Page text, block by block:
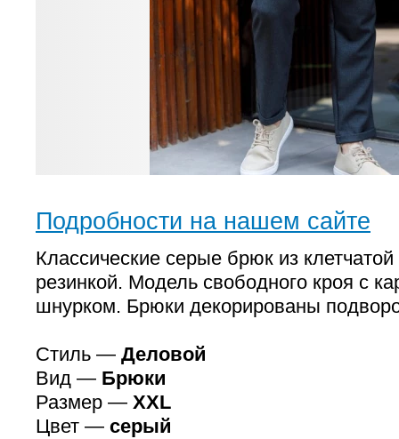
Подробности на нашем сайте
Классические серые брюк из
резинкой. Модель свободного кроя с
шнурком. Брюки декорированы
Стиль — Деловой
Вид — Брюки
Размер — XXL
Цвет — серый